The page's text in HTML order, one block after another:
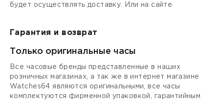
будет осуществлять доставку. Или на сайте
Гарантия и возврат
Только оригинальные часы
Все часовые бренды представленные в наших
розничных магазинах, а так же в интернет магазине
Watches64 являются оригинальными, все часы
комплектуются фирменной упаковкой, гарантийным